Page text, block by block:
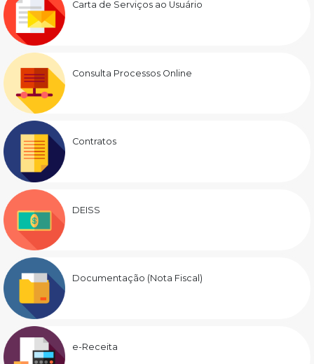
Carta de Serviços ao Usuário
Consulta Processos Online
Contratos
DEISS
Documentação (Nota Fiscal)
e-Receita